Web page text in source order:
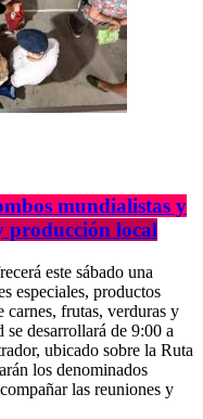
mundialistas y
producción local
este sábado una
especiales, productos
carnes, frutas, verduras y
desarrollará de 9:00 a
ubicado sobre la Ruta
los denominados
las reuniones y